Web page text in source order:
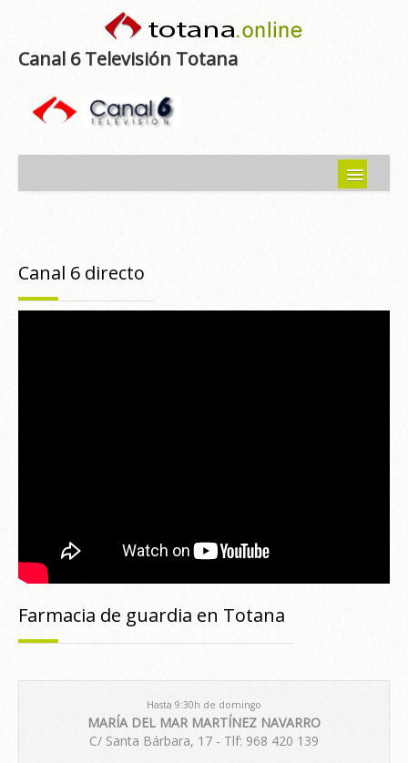
Canal 6 Televisión Totana
Programas emitidos
Canal 6 directo
Farmacia de guardia en Totana
Hasta 9:30h de domingo
MARÍA DEL MAR MARTÍNEZ NAVARRO
C/ Santa Bárbara, 17 - Tlf: 968 420 139